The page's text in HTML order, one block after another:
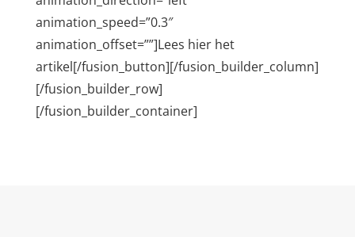
animation_speed=”0.3″
animation_offset=””]Lees hier het
artikel[/fusion_button][/fusion_builder_column]
[/fusion_builder_row]
[/fusion_builder_container]